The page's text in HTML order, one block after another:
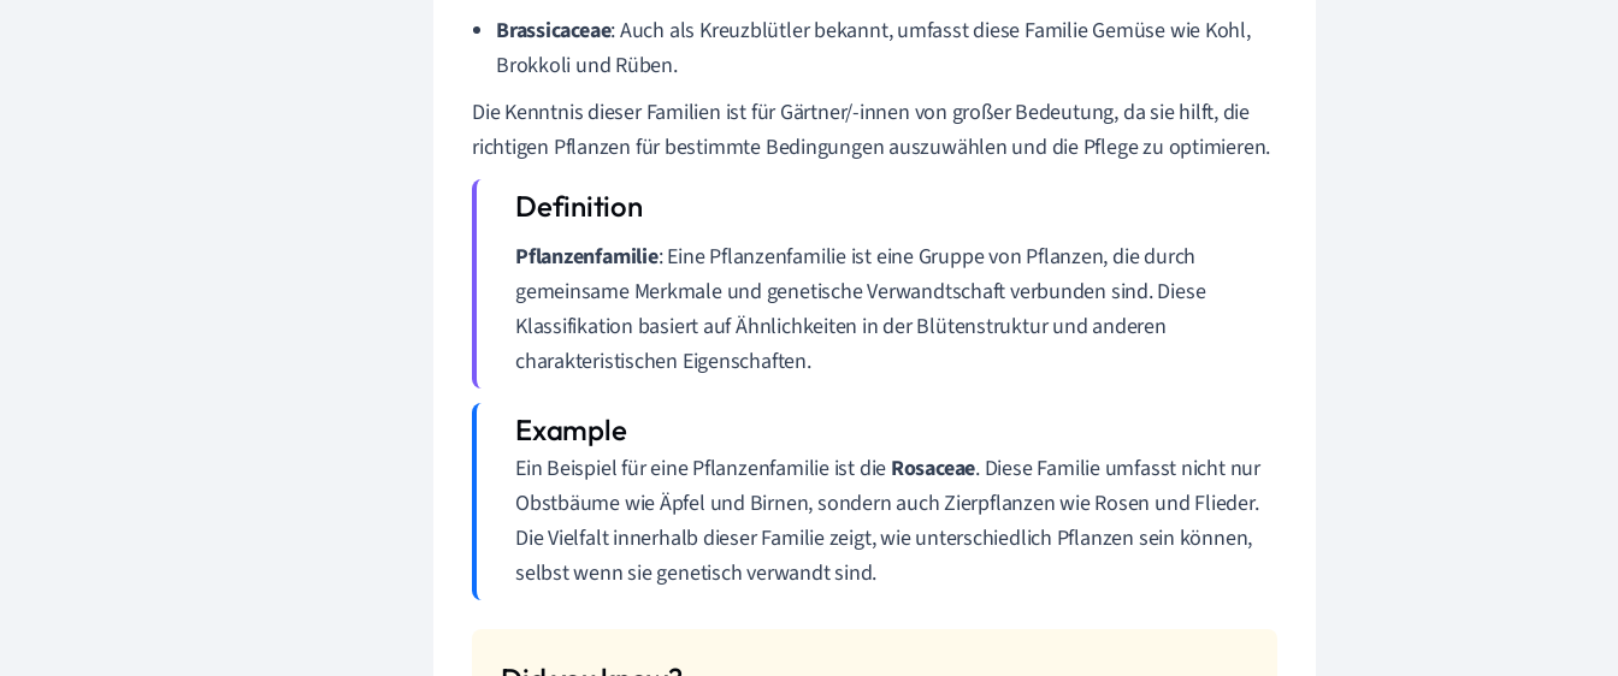
Brassicaceae: Auch als Kreuzblütler bekannt, umfasst diese Familie Gemüse wie Kohl,
Brokkoli und Rüben.
Die Kenntnis dieser Familien ist für Gärtner/-innen von großer Bedeutung, da sie hilft, die
richtigen Pflanzen für bestimmte Bedingungen auszuwählen und die Pflege zu optimieren.
Pflanzenfamilie: Eine Pflanzenfamilie ist eine Gruppe von Pflanzen, die durch
gemeinsame Merkmale und genetische Verwandtschaft verbunden sind. Diese
Klassifikation basiert auf Ähnlichkeiten in der Blütenstruktur und anderen
charakteristischen Eigenschaften.
Ein Beispiel für eine Pflanzenfamilie ist die Rosaceae. Diese Familie umfasst nicht nur
Obstbäume wie Äpfel und Birnen, sondern auch Zierpflanzen wie Rosen und Flieder.
Die Vielfalt innerhalb dieser Familie zeigt, wie unterschiedlich Pflanzen sein können,
selbst wenn sie genetisch verwandt sind.